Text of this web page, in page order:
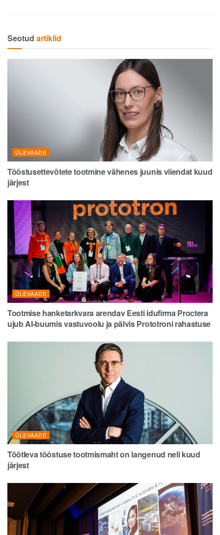
Seotud artiklid
ÜLEVAADE
Tööstusettevõtete tootmine vähenes juunis viiendat kuud
järjest
ÜLEVAADE
Tootmise hanketarkvara arendav Eesti idufirma Proctera
ujub AI-buumis vastuvoolu ja pälvis Prototroni rahastuse
ÜLEVAADE
Töötleva tööstuse tootmismaht on langenud neli kuud
järjest